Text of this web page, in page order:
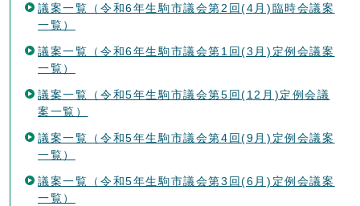
議案一覧（令和6年生駒市議会第2回(4月)臨時会議案
一覧）
議案一覧（令和6年生駒市議会第1回(3月)定例会議案
一覧）
議案一覧（令和5年生駒市議会第5回(12月)定例会議
案一覧）
議案一覧（令和5年生駒市議会第4回(9月)定例会議案
一覧）
議案一覧（令和5年生駒市議会第3回(6月)定例会議案
一覧）